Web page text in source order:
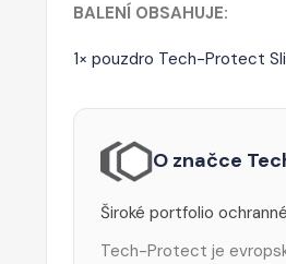
BALENÍ OBSAHUJE:
1× pouzdro Tech-Protect
O značce
Široké portfolio
Tech-Protect je